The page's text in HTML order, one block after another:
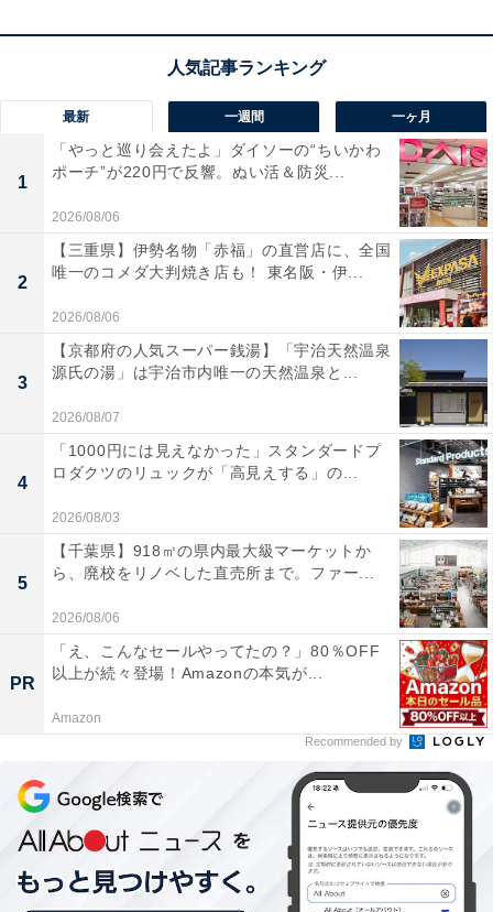
「Cafe MythiQue」には以下のような口コミが寄せられ
ています。
ビルの3階にある、まさに仙台の隠れ家。窓際の特
等席から街を眺めながら繊細なラテアートをいただ
く時間は最高に贅沢でした。洗練されたインテリア
も素敵で、都会の喧騒を忘れてリフレッシュしたい
ときに最適です。
平日の昼頃に訪問したところ店内は空いていて、ゆ
っくり過ごせました。雑誌にも紹介されているスム
ージーはいろんな種類があってどれも可愛らしく、
おいしかったです。
コンクリート打ちっぱなしの無骨さと、ウッド調イ
ンテリアの可愛さのバランスが絶妙。高い天井と大
きな窓で開放感があり、思い思いの時間を過ごせる
空間でした。
最新 一週間 一ヶ月
1
「やっと巡り会えたよ」ダイソーの“ちいかわ
ポーチ”が220円で反響。ぬい活＆防災...
2026/08/06
2
【三重県】伊勢名物「赤福」の直営店に、全国
唯一のコメダ大判焼き店も！ 東名阪・伊...
2026/08/06
3
【京都府の人気スーパー銭湯】「宇治天然温泉
源氏の湯」は宇治市内唯一の天然温泉と...
2026/08/07
4
「1000円には見えなかった」スタンダードプ
ロダクツのリュックが「高見えする」の...
2026/08/03
5
【千葉県】918㎡の県内最大級マーケットか
ら、廃校をリノベした直売所まで。ファー...
2026/08/06
PR
「え、こんなセールやってたの？」80％OFF
以上が続々登場！Amazonの本気が...
Amazon
Recommended by